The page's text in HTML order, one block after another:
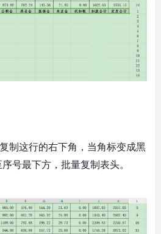
制这行的右下角，当角标变成黑
号最下方，批量复制表头。